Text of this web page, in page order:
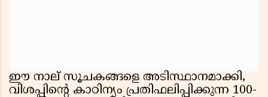
ഈ നാല് സൂചകങ്ങളെ അടിസ്ഥാനമാക്കി,
വിശപ്പിന്റെ കാഠിന്യം പ്രതിഫലിപ്പിക്കുന്ന 100-